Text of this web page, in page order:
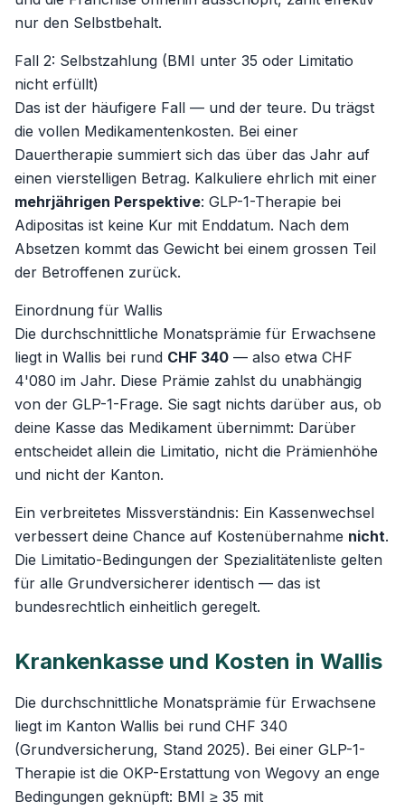
nur den Selbstbehalt.
Fall 2: Selbstzahlung (BMI unter 35 oder Limitatio
nicht erfüllt)
Das ist der häufigere Fall — und der teure. Du trägst
die vollen Medikamentenkosten. Bei einer
Dauertherapie summiert sich das über das Jahr auf
einen vierstelligen Betrag. Kalkuliere ehrlich mit einer
mehrjährigen Perspektive: GLP-1-Therapie bei
Adipositas ist keine Kur mit Enddatum. Nach dem
Absetzen kommt das Gewicht bei einem grossen Teil
der Betroffenen zurück.
Einordnung für Wallis
Die durchschnittliche Monatsprämie für Erwachsene
liegt in Wallis bei rund CHF 340 — also etwa CHF
4'080 im Jahr. Diese Prämie zahlst du unabhängig
von der GLP-1-Frage. Sie sagt nichts darüber aus, ob
deine Kasse das Medikament übernimmt: Darüber
entscheidet allein die Limitatio, nicht die Prämienhöhe
und nicht der Kanton.
Ein verbreitetes Missverständnis: Ein Kassenwechsel
verbessert deine Chance auf Kostenübernahme nicht.
Die Limitatio-Bedingungen der Spezialitätenliste gelten
für alle Grundversicherer identisch — das ist
bundesrechtlich einheitlich geregelt.
Krankenkasse und Kosten in Wallis
Die durchschnittliche Monatsprämie für Erwachsene
liegt im Kanton Wallis bei rund CHF 340
(Grundversicherung, Stand 2025). Bei einer GLP-1-
Therapie ist die OKP-Erstattung von Wegovy an enge
Bedingungen geknüpft: BMI ≥ 35 mit